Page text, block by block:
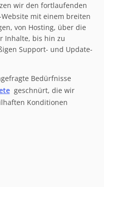
wir den fortlaufenden
Website mit einem breiten
von Hosting, über die
Inhalte, bis hin zu
Support- und Update-
Bedürfnisse
geschnürt, die wir
Konditionen